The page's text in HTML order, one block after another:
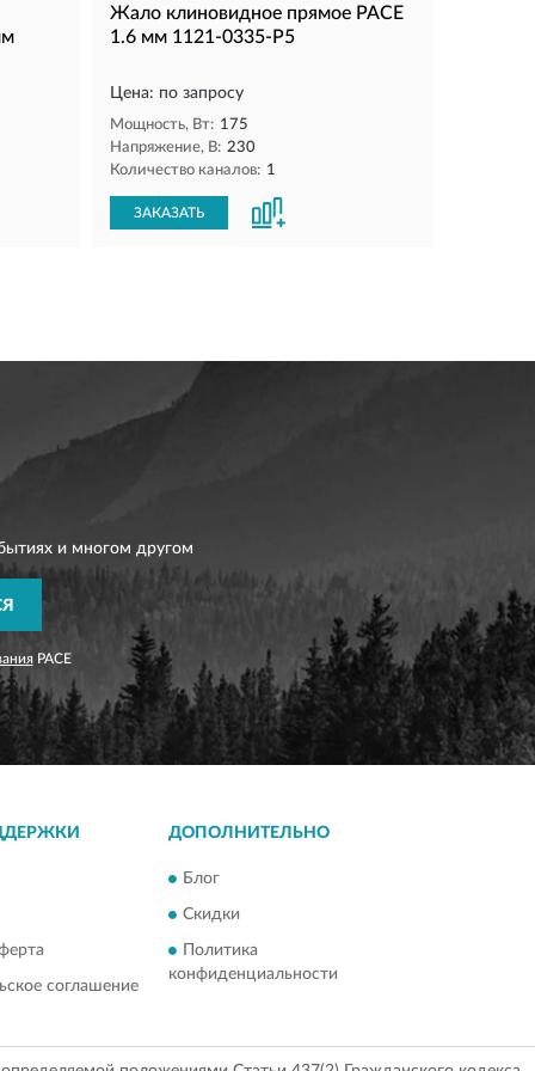
Жало клиновидное прямое PACE
1.6 мм 1121-0335-P5
Цена: по запросу
Мощность, Вт: 175
Напряжение, В: 230
Количество каналов: 1
ЗАКАЗАТЬ
и многом другом
PACE
соглашение
ДОПОЛНИТЕЛЬНО
Блог
Скидки
Политика
конфиденциальности